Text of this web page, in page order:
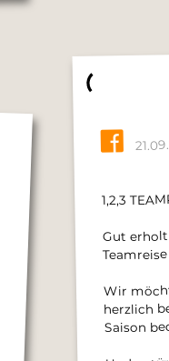
1,2,3
Gut
Wir
herzlich
Saison